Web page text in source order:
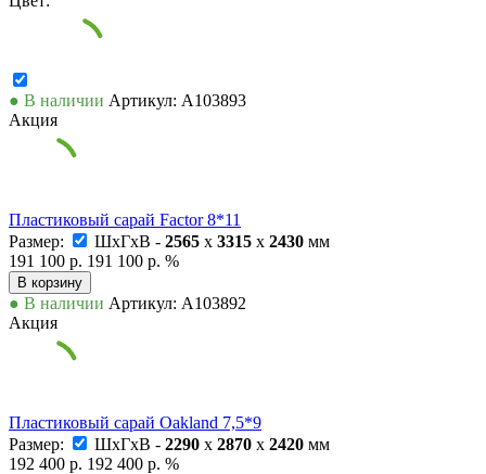
● В наличии Артикул: А103893
Акция
Пластиковый сарай Factor 8*11
Размер:
ШxГxВ - 2565 x 3315 x 2430 мм
191 100 р. 191 100 р. %
В корзину
● В наличии Артикул: А103892
Акция
Пластиковый сарай Oakland 7,5*9
Размер:
ШxГxВ - 2290 x 2870 x 2420 мм
192 400 р. 192 400 р. %